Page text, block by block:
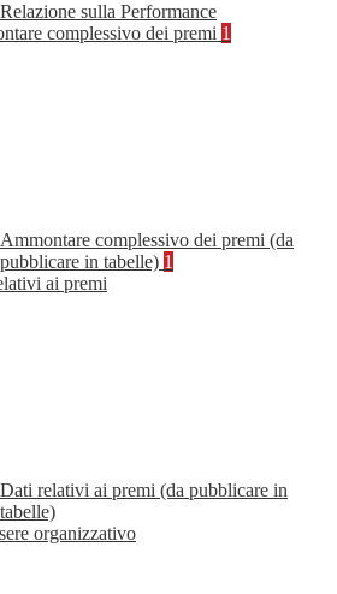
Relazione sulla Performance
complessivo dei premi 1
Ammontare complessivo dei premi (da
pubblicare in tabelle) 1
ai premi
Dati relativi ai premi (da pubblicare in
tabelle)
organizzativo